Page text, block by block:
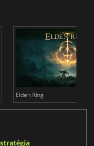
Elden Ring